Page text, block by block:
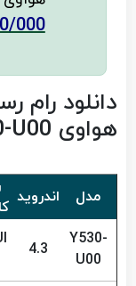
000
دانلود
هواوی Ascend Y530 Y530-U00
مدل اندروید
Y530-
U00
4.3